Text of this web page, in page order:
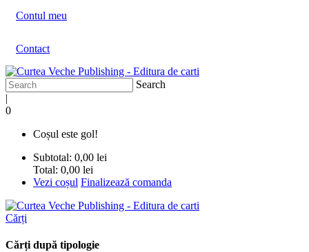
Contul meu
Contact
Search
|
0
Coșul este gol!
Subtotal: 0,00 lei
Total: 0,00 lei
Vezi coșul Finalizează comanda
Cărți
Cărți după tipologie